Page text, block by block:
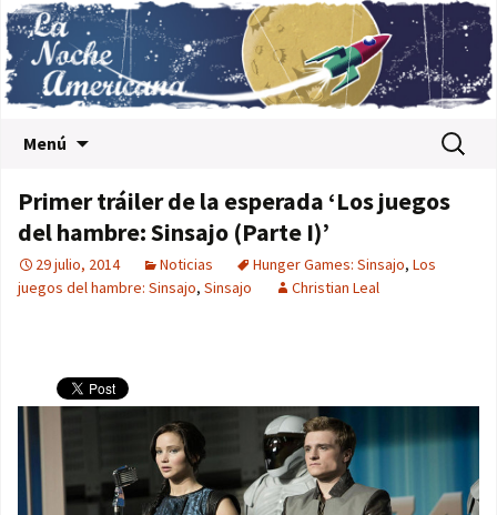
Menú Buscar:
Primer tráiler de la esperada ‘Los juegos
del hambre: Sinsajo (Parte I)’
29 julio, 2014 Noticias Hunger Games: Sinsajo, Los
juegos del hambre: Sinsajo, Sinsajo Christian Leal